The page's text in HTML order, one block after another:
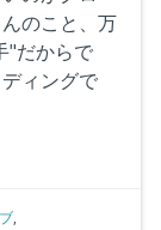
のこと、万
"だからで
ィングで
,